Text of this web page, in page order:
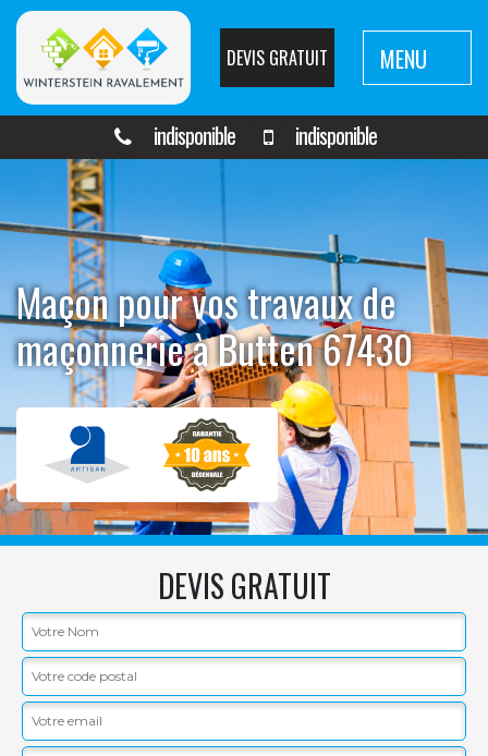
DEVIS GRATUIT MENU
indisponible indisponible
Maçon pour vos travaux de
maçonnerie à Butten 67430
DEVIS GRATUIT